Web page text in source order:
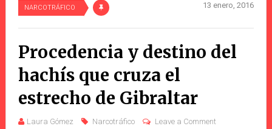
NARCOTRÁFICO 13 enero, 2016
Procedencia y destino del
hachís que cruza el
estrecho de Gibraltar
Laura Gómez Narcotráfico Leave a Comment